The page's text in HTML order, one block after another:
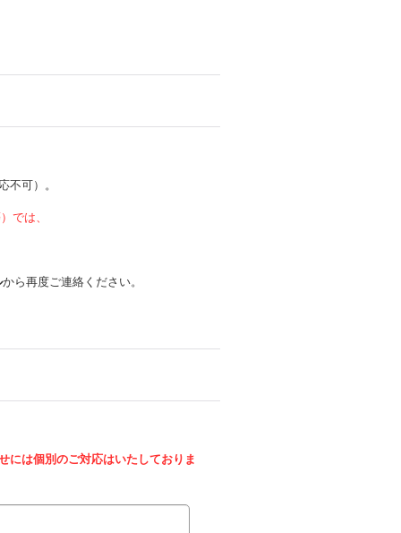
不可）。
では、
から再度ご連絡ください。
には個別のご対応はいたしておりま